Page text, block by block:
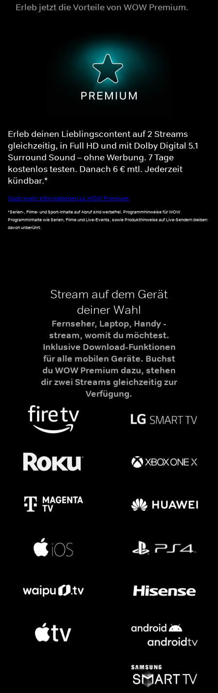
Erleb jetzt die Vorteile von WOW Premium.
Erleb deinen Lieblingscontent auf 2 Streams
gleichzeitig, in Full HD und mit Dolby Digital 5.1
Surround Sound – ohne Werbung. 7 Tage
kostenlos testen. Danach 6 € mtl. Jederzeit
kündbar.*
Noch mehr Informationen zu WOW Premium
*Serien-, Filme- und Sport-Inhalte auf Abruf sind werbefrei. Programmhinweise für WOW
Programminhalte wie Serien, Filme und Live-Events, sowie Produkthinweise auf Live-Sendern bleiben
davon unberührt.
Stream auf dem Gerät
deiner Wahl
Fernseher, Laptop, Handy -
stream, womit du möchtest.
Inklusive Download-Funktionen
für alle mobilen Geräte. Buchst
du WOW Premium dazu, stehen
dir zwei Streams gleichzeitig zur
Verfügung.